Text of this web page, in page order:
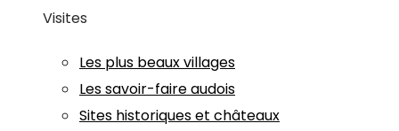
Visites
Les plus beaux villages
Les savoir-faire audois
Sites historiques et châteaux